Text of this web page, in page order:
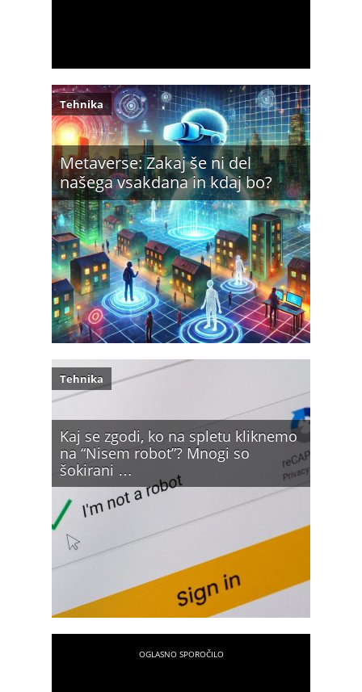
Metaverse: Zakaj še ni del
našega vsakdana in kdaj bo?
Tehnika
Kaj se zgodi, ko na spletu kliknemo
na “Nisem robot”? Mnogi so
šokirani …
Tehnika